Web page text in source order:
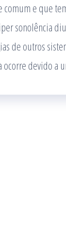
e que
sonolência
de outros
ocorre devido